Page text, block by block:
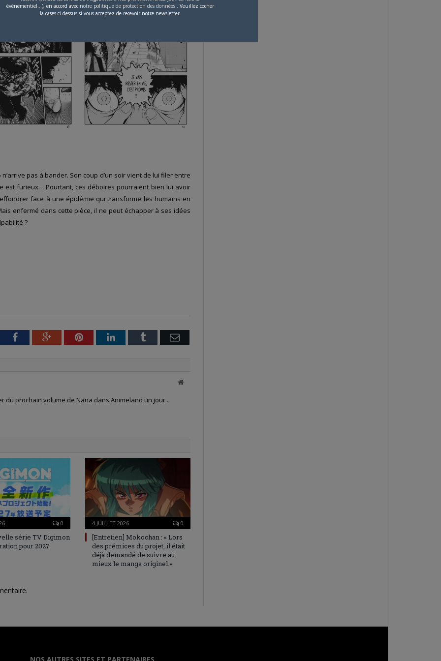
pas à bander. Son coup d’un soir vient de lui filer entre
est furieux… Pourtant, ces déboires pourraient bien lui avoir
face à une épidémie qui transforme les humains en
enfermé dans cette pièce, il ne peut échapper à ses idées
?
FacebookGoogle+PinterestLinkedInTumblr Email
Site
du prochain volume de Nana dans Animeland un jour...
0
série TV Digimon
pour 2027
4 JUILLET 2026 0
[Entretien] Mokochan : « Lors
des prémices du projet, il était
déjà demandé de suivre au
mieux le manga originel.»
événementiel...), en accord avec notre politique de protection des données . Veuillez cocher
la cases ci-dessus si vous acceptez de recevoir notre newsletter.